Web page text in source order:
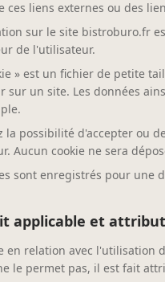
ces liens externes ou des
sur le site bistroburo.fr
de l'utilisateur.
» est un fichier de petite
sur un site. Les données
la possibilité d'accepter ou
Aucun cookie ne sera
sont enregistrés pour une
applicable et
en relation avec l'utilisation
le permet pas, il est fait